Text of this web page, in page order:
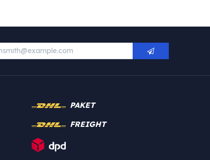
PAKET
FREIGHT